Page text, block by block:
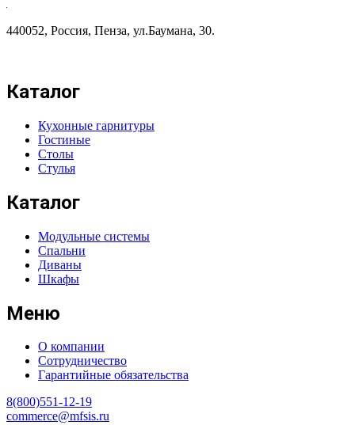
440052, Россия, Пенза, ул.Баумана, 30.
Каталог
Кухонные гарнитуры
Гостиные
Столы
Стулья
Каталог
Модульные системы
Спальни
Диваны
Шкафы
Меню
О компании
Сотрудничество
Гарантийные обязательства
8(800)551-12-19
commerce@mfsis.ru